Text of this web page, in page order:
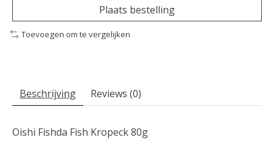
Plaats bestelling
Toevoegen om te vergelijken
Beschrijving Reviews (0)
Oishi Fishda Fish Kropeck 80g